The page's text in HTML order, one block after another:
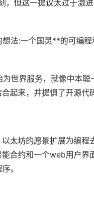
但这一提议太过于激
法:一个国灵**的可编程
世界服务，就像中本
起来，并提俱了开源代
太坊的愿景扩展为编程
合约和一个web用户
。